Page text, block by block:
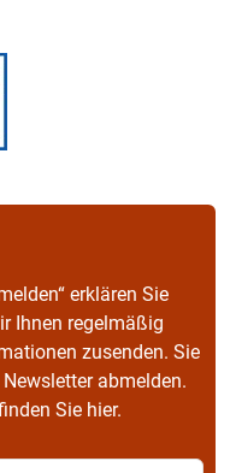
erklären Sie
Ihnen regelmäßig
zusenden. Sie
abmelden.
Sie hier.